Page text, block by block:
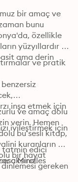
bir amaç ve
bunu
özellikle
yüzyıllardır
ama derin
ve pratik
inşa etmek için
iyileştirmek için
tatmin edici
kalmak için kendi Ikigai'nizi kucaklayacaksınız.
ve amaç dolu
verin. Hemen
bu sesli kitap,
kuranların
bir hayat
gereken
Miralles